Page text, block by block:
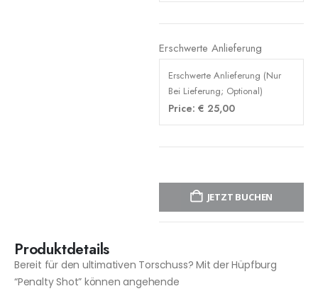
Erschwerte Anlieferung
Erschwerte Anlieferung (Nur
Bei Lieferung; Optional)
Price: € 25,00
JETZT BUCHEN
Produktdetails
Bereit für den ultimativen Torschuss? Mit der Hüpfburg
“Penalty Shot” können angehende